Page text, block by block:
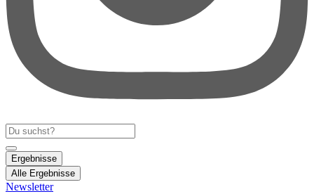
Search
...
Ergebnisse
Alle Ergebnisse
Newsletter